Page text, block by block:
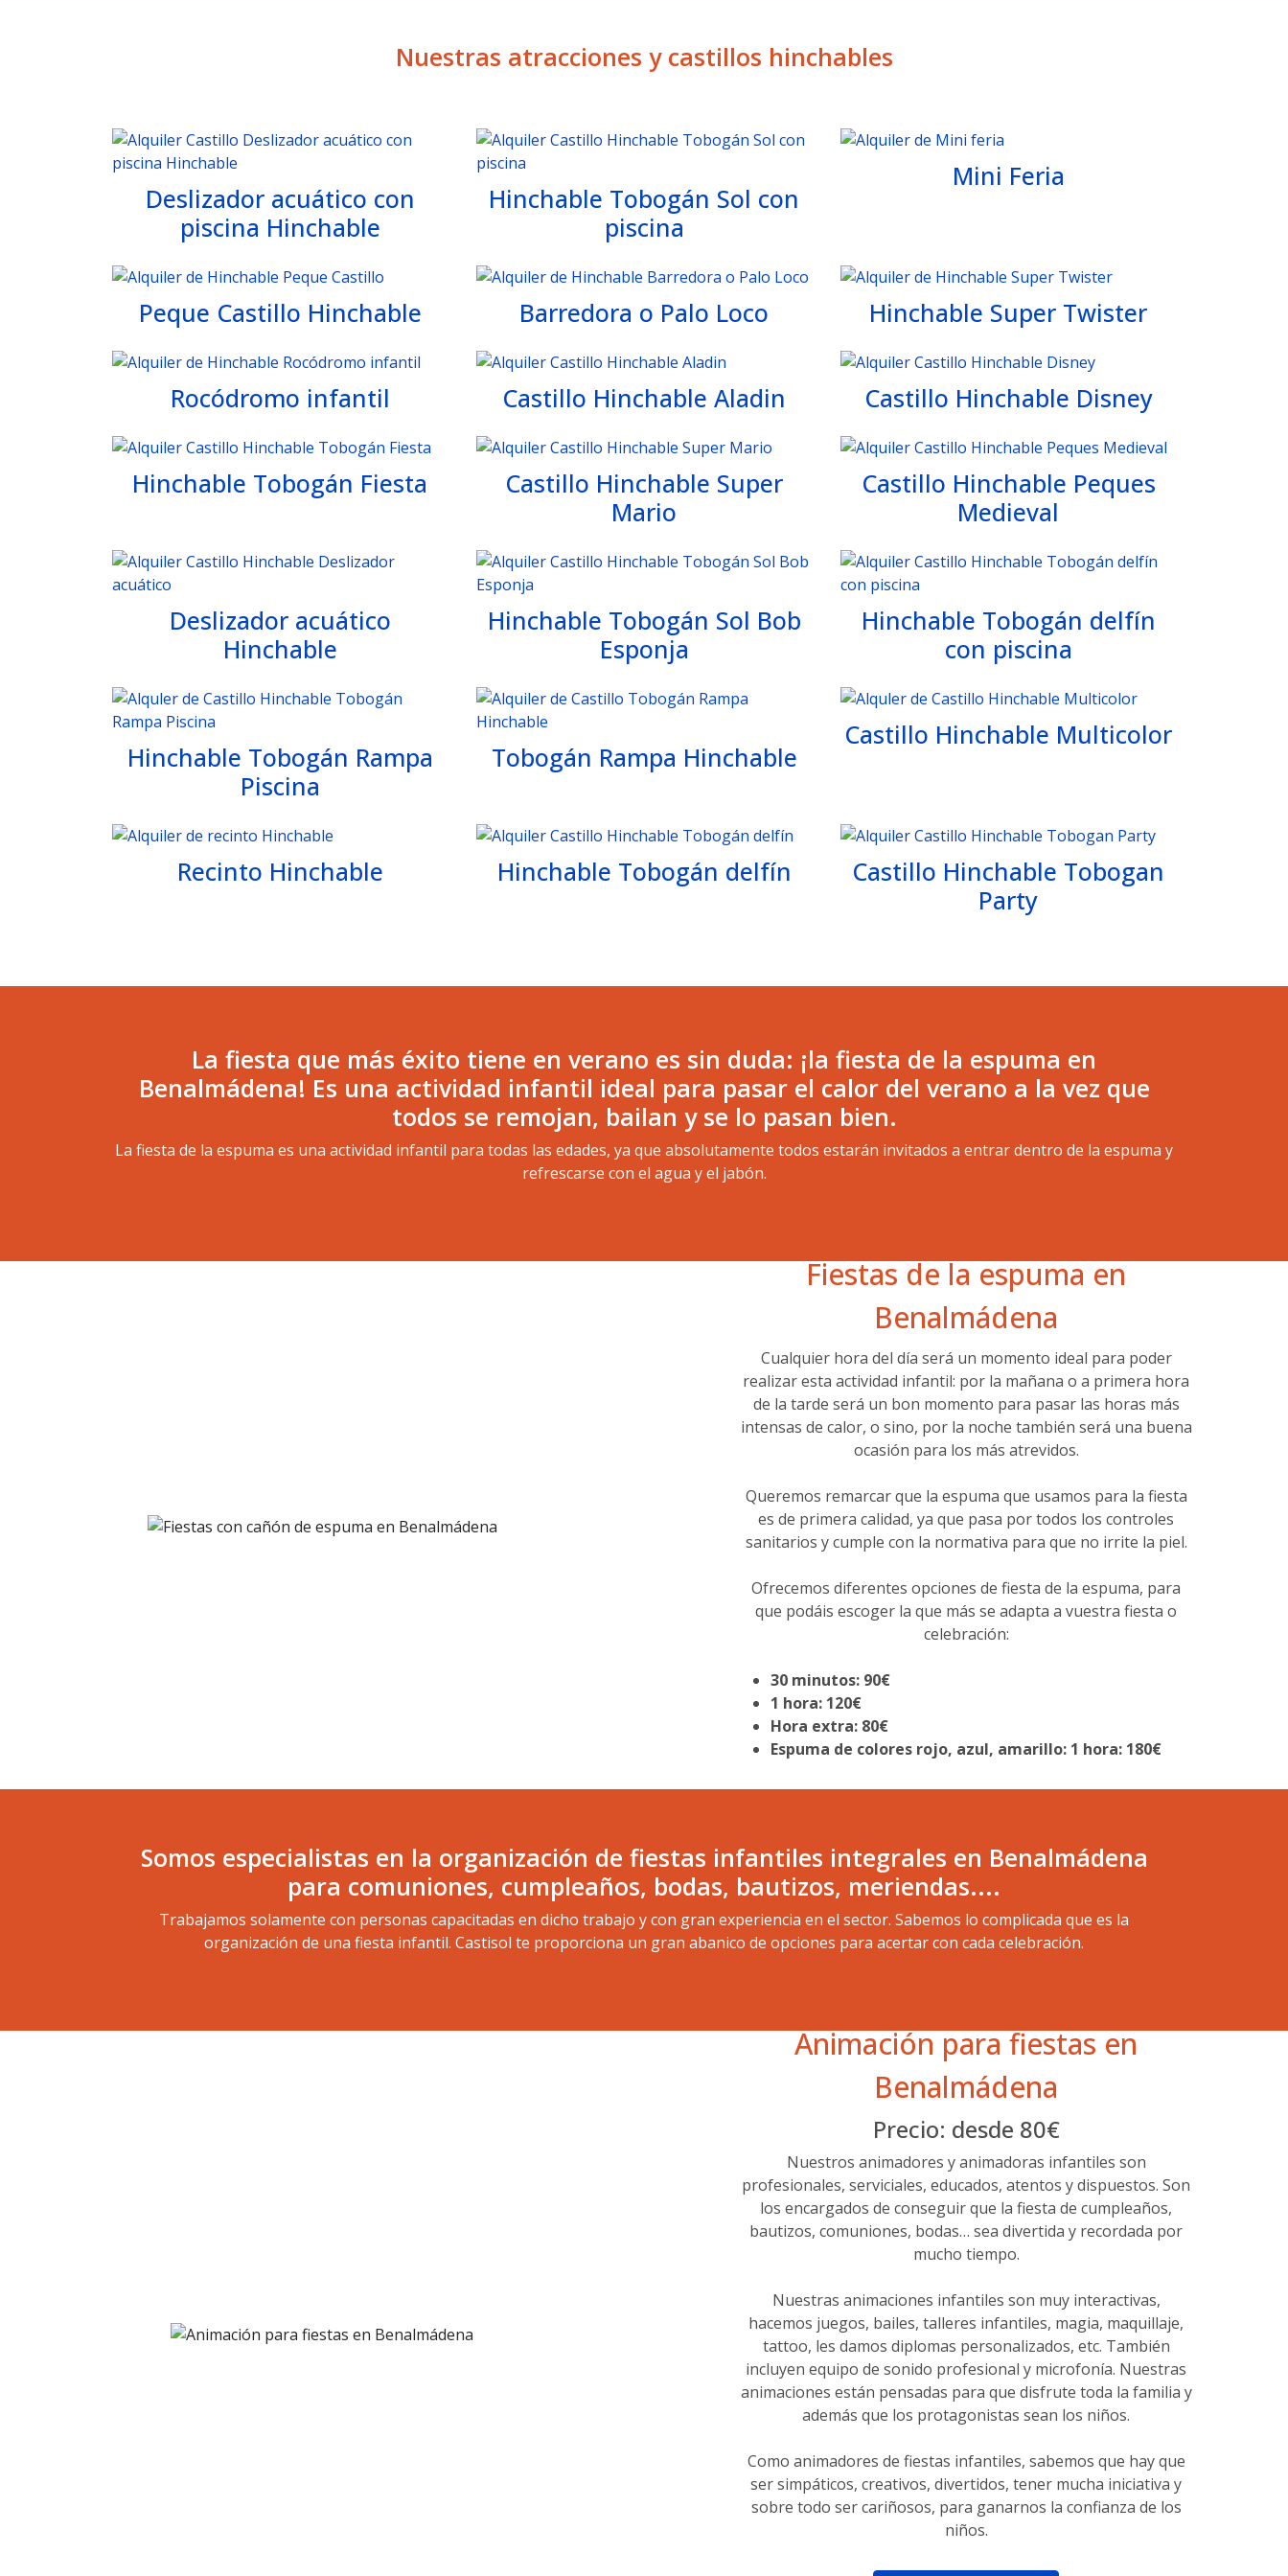
Nuestras atracciones y castillos hinchables
Deslizador acuático con
piscina Hinchable
Hinchable Tobogán Sol con
piscina
Mini Feria
Peque Castillo Hinchable Barredora o Palo Loco Hinchable Super Twister
Rocódromo infantil Castillo Hinchable Aladin Castillo Hinchable Disney
Hinchable Tobogán Fiesta
Castillo Hinchable Super
Mario
Castillo Hinchable Peques
Medieval
Deslizador acuático
Hinchable
Hinchable Tobogán Sol Bob
Esponja
Hinchable Tobogán delfín
con piscina
Hinchable Tobogán Rampa
Piscina
Tobogán Rampa Hinchable
Castillo Hinchable Multicolor
Recinto Hinchable Hinchable Tobogán delfín
Castillo Hinchable Tobogan
Party
La fiesta que más éxito tiene en verano es sin duda: ¡la fiesta de la espuma en
Benalmádena! Es una actividad infantil ideal para pasar el calor del verano a la vez que
todos se remojan, bailan y se lo pasan bien.
La fiesta de la espuma es una actividad infantil para todas las edades, ya que absolutamente todos estarán invitados a entrar dentro de la espuma y
refrescarse con el agua y el jabón.
Fiestas de la espuma en
Benalmádena
Cualquier hora del día será un momento ideal para poder
realizar esta actividad infantil: por la mañana o a primera hora
de la tarde será un bon momento para pasar las horas más
intensas de calor, o sino, por la noche también será una buena
ocasión para los más atrevidos.
Queremos remarcar que la espuma que usamos para la fiesta
es de primera calidad, ya que pasa por todos los controles
sanitarios y cumple con la normativa para que no irrite la piel.
Ofrecemos diferentes opciones de fiesta de la espuma, para
que podáis escoger la que más se adapta a vuestra fiesta o
celebración:
30 minutos: 90€
1 hora: 120€
Hora extra: 80€
Espuma de colores rojo, azul, amarillo: 1 hora: 180€
Somos especialistas en la organización de fiestas infantiles integrales en Benalmádena
para comuniones, cumpleaños, bodas, bautizos, meriendas....
Trabajamos solamente con personas capacitadas en dicho trabajo y con gran experiencia en el sector. Sabemos lo complicada que es la
organización de una fiesta infantil. Castisol te proporciona un gran abanico de opciones para acertar con cada celebración.
Animación para fiestas en
Benalmádena
Precio: desde 80€
Nuestros animadores y animadoras infantiles son
profesionales, serviciales, educados, atentos y dispuestos. Son
los encargados de conseguir que la fiesta de cumpleaños,
bautizos, comuniones, bodas… sea divertida y recordada por
mucho tiempo.
Nuestras animaciones infantiles son muy interactivas,
hacemos juegos, bailes, talleres infantiles, magia, maquillaje,
tattoo, les damos diplomas personalizados, etc. También
incluyen equipo de sonido profesional y microfonía. Nuestras
animaciones están pensadas para que disfrute toda la familia y
además que los protagonistas sean los niños.
Como animadores de fiestas infantiles, sabemos que hay que
ser simpáticos, creativos, divertidos, tener mucha iniciativa y
sobre todo ser cariñosos, para ganarnos la confianza de los
niños.